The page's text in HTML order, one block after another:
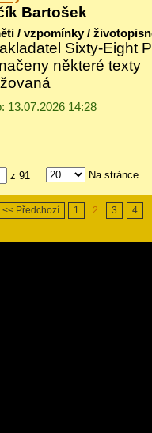
Bartošek
/ vzpomínky /
Sixty-Eight
některé texty
13.07.2026 14:28
z 91 Na stránce
<< Předchozí 1 2 3 4